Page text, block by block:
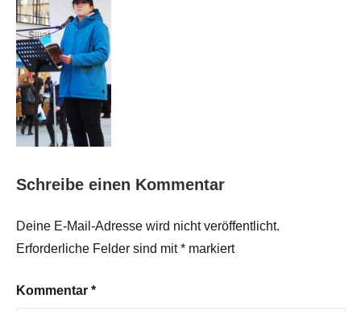
Schreibe einen Kommentar
Deine E-Mail-Adresse wird nicht veröffentlicht.
Erforderliche Felder sind mit* markiert
Kommentar *